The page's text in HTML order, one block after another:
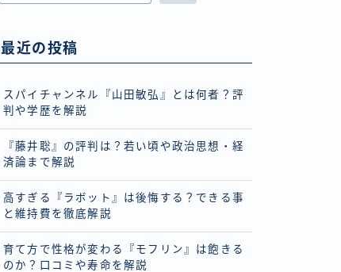
最近の投稿
スパイチャンネル『山田敏弘』とは何者？評
判や学歴を解説
『藤井聡』の評判は？若い頃や政治思想・経
済論まで解説
高すぎる『ラボット』は後悔する？できる事
と維持費を徹底解説
育て方で性格が変わる『モフリン』は飽きる
のか？口コミや寿命を解説